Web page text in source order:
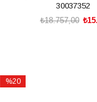
30037352
₺18.757,00
%20